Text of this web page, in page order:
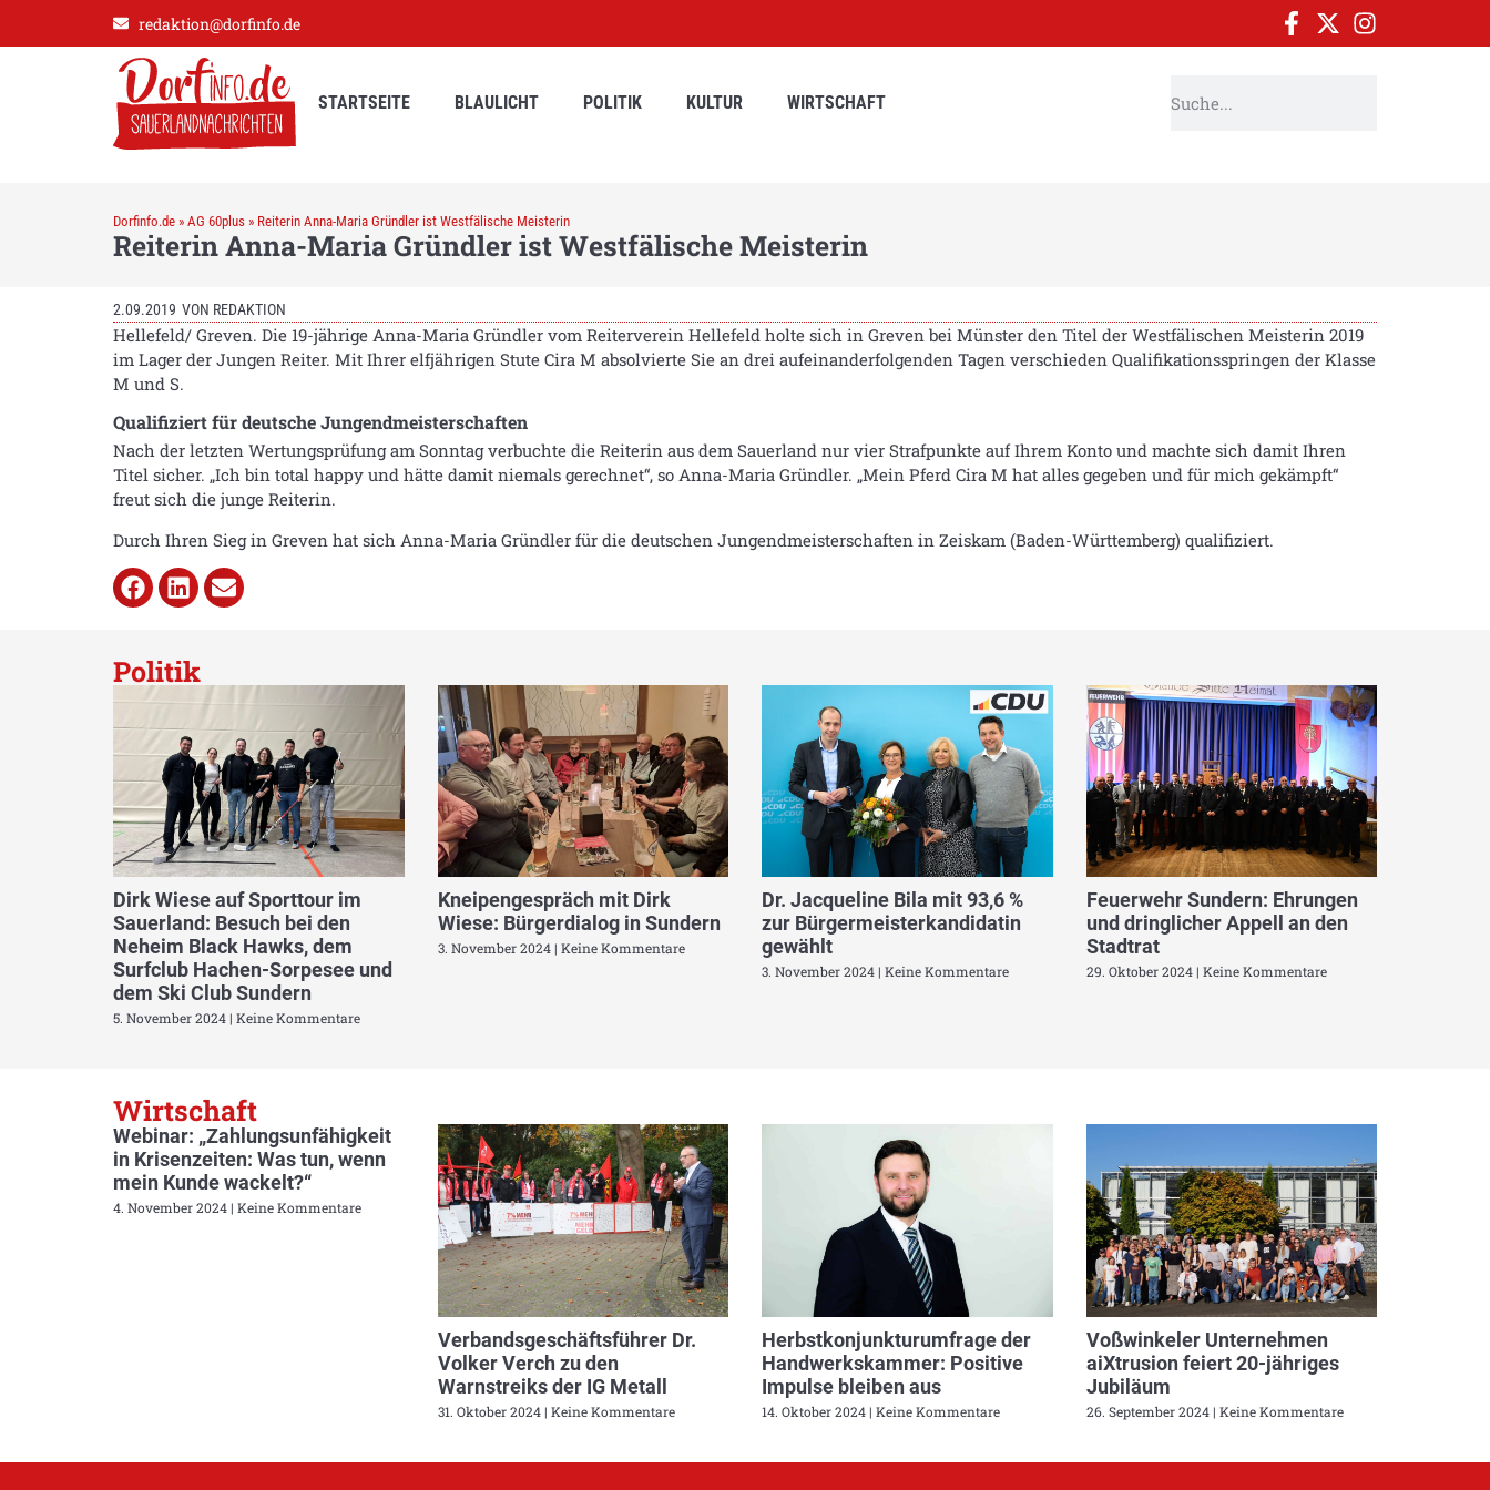
redaktion@dorfinfo.de
STARTSEITE BLAULICHT POLITIK KULTUR WIRTSCHAFT
Dorfinfo.de » AG 60plus » Reiterin Anna-Maria Gründler ist Westfälische Meisterin
Reiterin Anna-Maria Gründler ist Westfälische Meisterin
2.09.2019 VON REDAKTION
Hellefeld/ Greven. Die 19-jährige Anna-Maria Gründler vom Reiterverein Hellefeld holte sich in Greven bei Münster den Titel der Westfälischen Meisterin 2019
im Lager der Jungen Reiter. Mit Ihrer elfjährigen Stute Cira M absolvierte Sie an drei aufeinanderfolgenden Tagen verschieden Qualifikationsspringen der Klasse
M und S.
Qualifiziert für deutsche Jungendmeisterschaften
Nach der letzten Wertungsprüfung am Sonntag verbuchte die Reiterin aus dem Sauerland nur vier Strafpunkte auf Ihrem Konto und machte sich damit Ihren
Titel sicher. „Ich bin total happy und hätte damit niemals gerechnet“, so Anna-Maria Gründler. „Mein Pferd Cira M hat alles gegeben und für mich gekämpft“
freut sich die junge Reiterin.
Durch Ihren Sieg in Greven hat sich Anna-Maria Gründler für die deutschen Jungendmeisterschaften in Zeiskam (Baden-Württemberg) qualifiziert.
Politik
Dirk Wiese auf Sporttour im
Sauerland: Besuch bei den
Neheim Black Hawks, dem
Surfclub Hachen-Sorpesee und
dem Ski Club Sundern
5. November 2024 Keine Kommentare
Kneipengespräch mit Dirk
Wiese: Bürgerdialog in Sundern
3. November 2024 Keine Kommentare
Dr. Jacqueline Bila mit 93,6 %
zur Bürgermeisterkandidatin
gewählt
3. November 2024 Keine Kommentare
Feuerwehr Sundern: Ehrungen
und dringlicher Appell an den
Stadtrat
29. Oktober 2024 Keine Kommentare
Wirtschaft
Webinar: „Zahlungsunfähigkeit
in Krisenzeiten: Was tun, wenn
mein Kunde wackelt?“
4. November 2024 Keine Kommentare
Verbandsgeschäftsführer Dr.
Volker Verch zu den
Warnstreiks der IG Metall
31. Oktober 2024 Keine Kommentare
Herbstkonjunkturumfrage der
Handwerkskammer: Positive
Impulse bleiben aus
14. Oktober 2024 Keine Kommentare
Voßwinkeler Unternehmen
aiXtrusion feiert 20-jähriges
Jubiläum
26. September 2024 Keine Kommentare